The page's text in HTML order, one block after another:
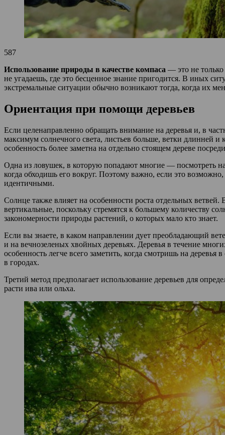
587
Использование природы в качестве компаса — это не только
не угадаешь, где это бесценное знание пригодится. В иных
экстремальные ситуации обычно возникают тогда, когда их
Ориентация при помощи деревьев
Если целенаправленно обращать внимание на деревья и, в
максимум солнечного света, листьев больше, ветки длинней
особенность более заметна на отдельно стоящем дереве
Одна из ловушек, в которую попадают многие — посмотреть
когда обходишь его вокруг. Поэтому важно, если это
идентичными.
Солнце также влияет на особенности роста отдельных
вертикальные, поскольку стремятся к большему количеству
закономерности природы растений, о которых мало кто знает.
Если вы знаете, в каком направлении дует преобладающий
и на вечнозеленых хвойных деревьях. Деревья в течение
особенность легче всего заметить, когда смотришь на
в городах.
Третий метод предполагает использование деревьев для
расти ива или ольха.